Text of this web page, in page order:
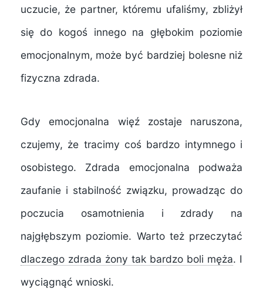
uczucie, że partner, któremu ufaliśmy, zbliżył
się do kogoś innego na głębokim poziomie
emocjonalnym, może być bardziej bolesne niż
fizyczna zdrada.
Gdy emocjonalna więź zostaje naruszona,
czujemy, że tracimy coś bardzo intymnego i
osobistego. Zdrada emocjonalna podważa
zaufanie i stabilność związku, prowadząc do
poczucia osamotnienia i zdrady na
najgłębszym poziomie. Warto też przeczytać
dlaczego zdrada żony tak bardzo boli męża. I
wyciągnąć wnioski.